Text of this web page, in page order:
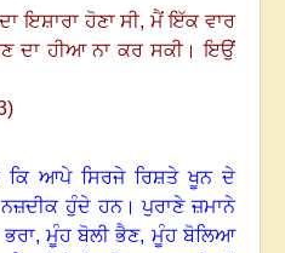
online
ਇਸ਼ਾਰਾ ਹੋਣਾ ਸੀ, ਮੈਂ ਇੱਕ ਵਾਰ
ਦਾ ਹੀਆ ਨਾ ਕਰ ਸਕੀ।ਇਉਂ
ਆਪੇ ਸਿਰਜੇ ਰਿਸ਼ਤੇ ਖੂਨ ਦੇ
ਨਜ਼ਦੀਕ ਹੁੰਦੇ ਹਨ।ਪੁਰਾਣੇ ਜ਼ਮਾਨੇ
, ਮੂੰਹ ਬੋਲੀ ਭੈਣ, ਮੂੰਹ ਬੋਲਿਆ